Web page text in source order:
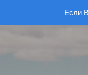
Если